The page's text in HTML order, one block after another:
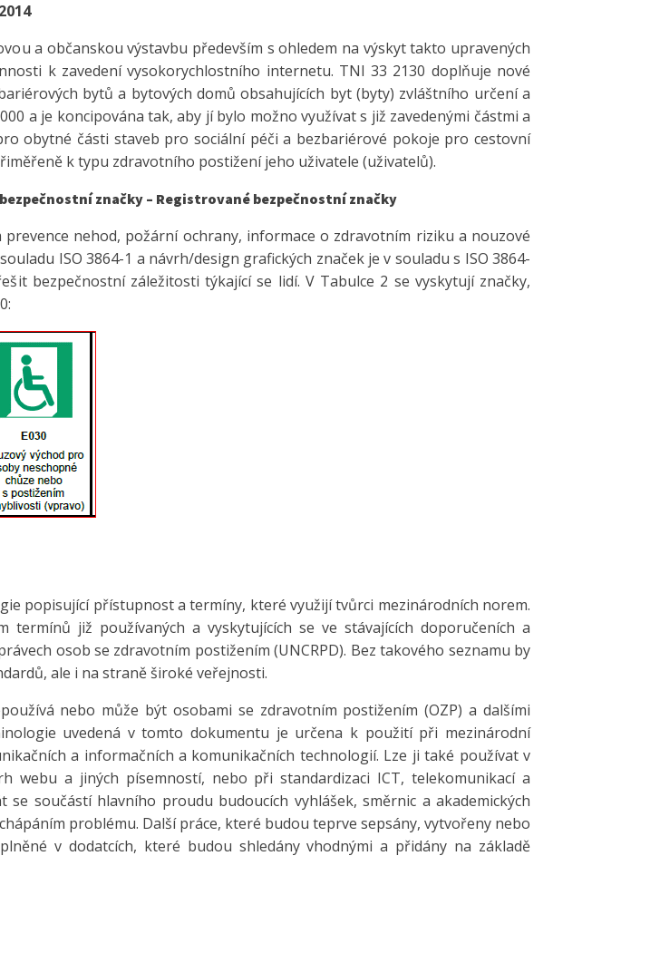
a občanskou výstavbu především s ohledem na výskyt takto upravených
k zavedení vysokorychlostního internetu. TNI 33 2130 doplňuje nové
bytů a bytových domů obsahujících byt (byty) zvláštního určení a
a je koncipována tak, aby jí bylo možno využívat s již zavedenými částmi a
obytné části staveb pro sociální péči a bezbariérové pokoje pro cestovní
k typu zdravotního postižení jeho uživatele (uživatelů).
bezpečnostní značky – Registrované bezpečnostní značky
nehod, požární ochrany, informace o zdravotním riziku a nouzové
ISO 3864-1 a návrh/design grafických značek je v souladu s ISO 3864-
bezpečnostní záležitosti týkající se lidí. V Tabulce 2 se vyskytují značky,
popisující přístupnost a termíny, které využijí tvůrci mezinárodních norem.
termínů již používaných a vyskytujících se ve stávajících doporučeních a
osob se zdravotním postižením (UNCRPD). Bez takového seznamu by
ale i na straně široké veřejnosti.
nebo může být osobami se zdravotním postižením (OZP) a dalšími
uvedená v tomto dokumentu je určena k použití při mezinárodní
a informačních a komunikačních technologií. Lze ji také používat v
webu a jiných písemností, nebo při standardizaci ICT, telekomunikací a
součástí hlavního proudu budoucích vyhlášek, směrnic a akademických
problému. Další práce, které budou teprve sepsány, vytvořeny nebo
v dodatcích, které budou shledány vhodnými a přidány na základě